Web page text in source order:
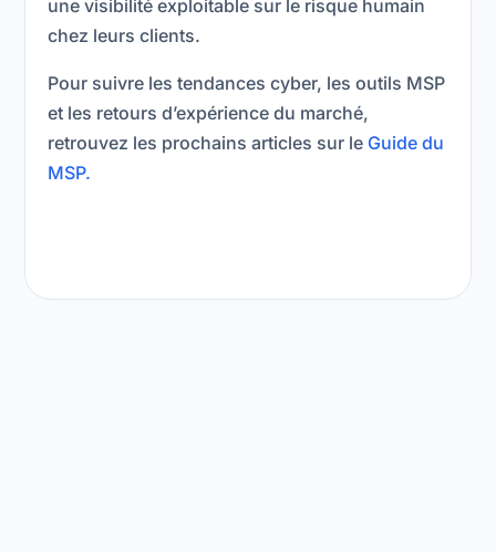
une visibilité exploitable sur le risque humain
chez leurs clients.
Pour suivre les tendances cyber, les outils MSP
et les retours d’expérience du marché,
retrouvez les prochains articles sur le Guide du
MSP.